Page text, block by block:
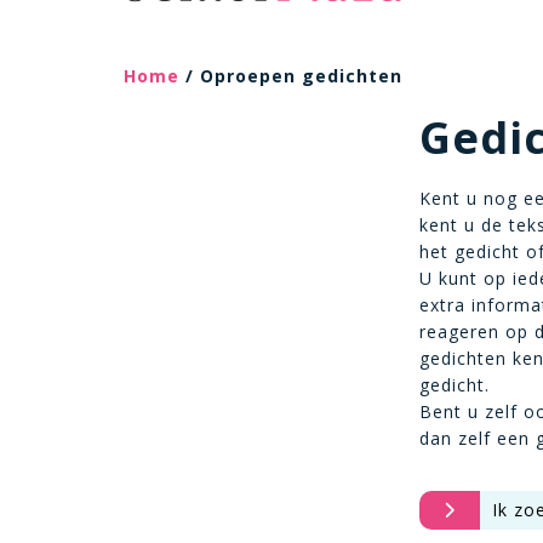
Home / Oproepen gedichten
Kent u nog
kent u de
het gedicht
U kunt op
extra
reageren op
gedichten
gedicht.
Bent u zelf
dan zelf een
Ik